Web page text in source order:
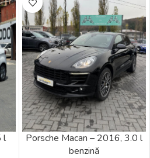
l
Porsche Macan – 2016, 3.0 l
benzină